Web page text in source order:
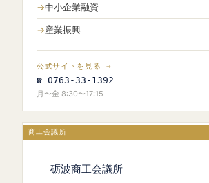
中小企業融資
産業振興
公式サイトを見る →
☎ 0763-33-1392
月〜金 8:30〜17:15
商工会議所
砺波商工会議所